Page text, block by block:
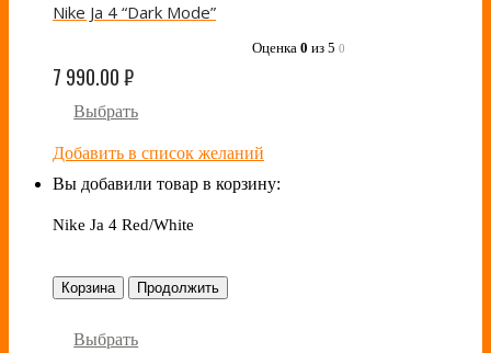
Nike Ja 4 “Dark Mode”
Оценка 0 из 5 0
7 990.00₽
Выбрать
Добавить в список желаний
Вы добавили товар в корзину:
Nike Ja 4 Red/White
Корзина Продолжить
Выбрать